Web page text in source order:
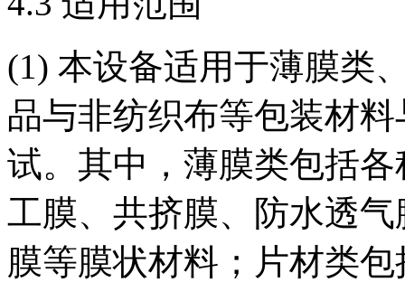
(1) 本设备适用于薄膜类
品与非纺织布等包装材
试。其中，薄膜类包括
工膜、共挤膜、防水透
膜等膜状材料；片材类